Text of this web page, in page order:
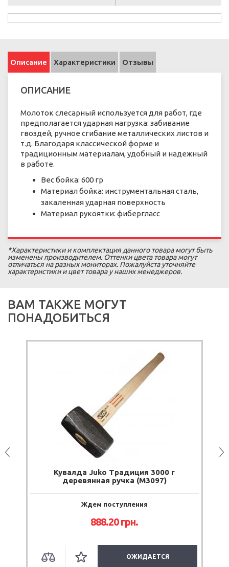
Описание Характеристики Отзывы
ОПИСАНИЕ
Молоток слесарный используется для работ, где
предполагается ударная нагрузка: забивание
гвоздей, ручное сгибание металлических листов и
т.д. Благодаря классической форме и
традиционным материалам, удобный и надежный
в работе.
Вес бойка: 600 гр
Материал бойка: инструментальная сталь,
закаленная ударная поверхность
Материал рукоятки: фибергласс
*Характеристики и комплектация данного товара могут быть
изменены производителем. Оттенки цвета товара могут
отличаться на разных мониторах. Пожалуйста уточняйте
характеристики и цвет товара у наших менеджеров.
ВАМ ТАКЖЕ МОГУТ
ПОНАДОБИТЬСЯ
Кувалда Juko Традиция 3000 г
деревянная ручка (M3097)
Ждем поступления
888.20грн.
ОЖИДАЕТСЯ